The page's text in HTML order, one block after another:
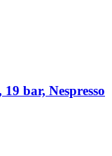
bar, Nespresso